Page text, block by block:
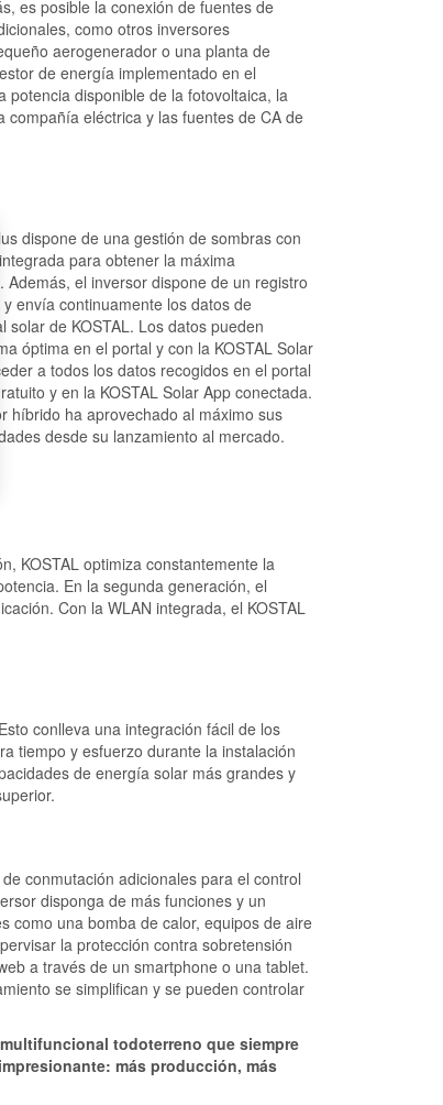
es posible la conexión de fuentes de
como otros inversores
aerogenerador o una planta de
de energía implementado en el
potencia disponible de la fotovoltaica, la
compañía eléctrica y las fuentes de CA de
dispone de una gestión de sombras con
para obtener la máxima
Además, el inversor dispone de un registro
envía continuamente los datos de
solar de KOSTAL. Los datos pueden
óptima en el portal y con la KOSTAL Solar
a todos los datos recogidos en el portal
y en la KOSTAL Solar App conectada.
híbrido ha aprovechado al máximo sus
desde su lanzamiento al mercado.
KOSTAL optimiza constantemente la
En la segunda generación, el
Con la WLAN integrada, el KOSTAL
conlleva una integración fácil de los
tiempo y esfuerzo durante la instalación
de energía solar más grandes y
conmutación adicionales para el control
disponga de más funciones y un
como una bomba de calor, equipos de aire
la protección contra sobretensión
a través de un smartphone o una tablet.
se simplifican y se pueden controlar
todoterreno que siempre
más producción, más